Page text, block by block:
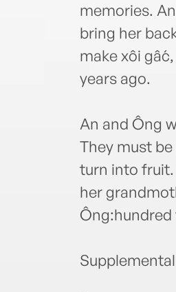
memories.
bring her
make xôi
years ago.
An and Ông
They must
turn into fruit.
her
Ông:hundred